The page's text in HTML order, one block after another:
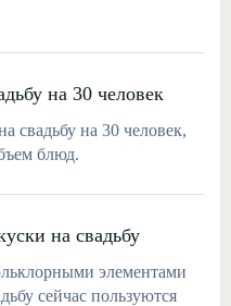
на 30 человек
свадьбу на 30 человек,
блюд.
на свадьбу
элементами
сейчас пользуются